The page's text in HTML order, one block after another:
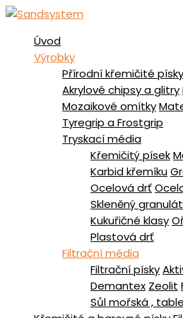
Úvod
Výrobky
Přírodní křemičité písky
Akrylové chipsy a glitry
Mozaikové omítky
Tyregrip a Frostgrip
Tryskací média
Křemičitý písek
Karbid křemíku
Ocelová drť
Skleněný granulát
Kukuřičné klasy
Plastová drť
Filtrační média
Filtrační písky
Demantex Zeolit
Sůl mořská ,